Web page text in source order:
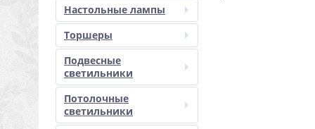
Настольные лампы
Торшеры
Подвесные
светильники
Потолочные
светильники